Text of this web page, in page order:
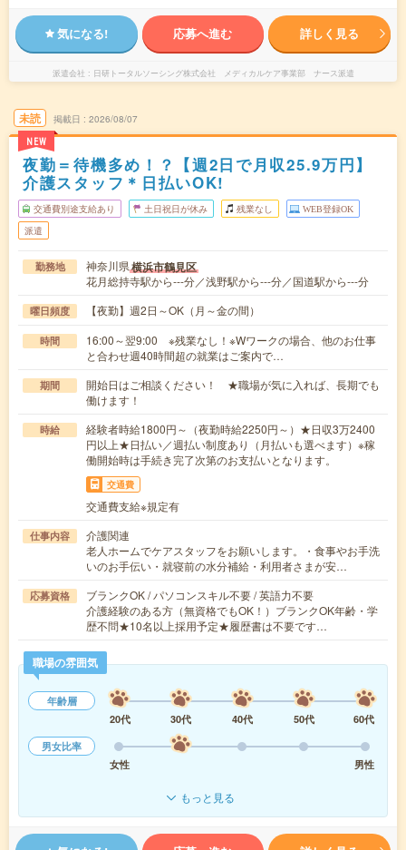
気になる! 応募へ進む 詳しく見る
派遣会社 日研トータルソーシング株式会社 メディカルケア事業部 ナース派遣
未読
NEW
掲載日 2026/08/07
夜勤＝待機多め！？【週2日で月収25.9万円】
介護スタッフ＊日払いOK!
交通費別途支給あり 土日祝日が休み 残業なし WEB登録OK
派遣
勤務地 神奈川県横浜市鶴見区
花月総持寺駅から---分／浅野駅から---分／国道駅から---分
曜日頻度 【夜勤】週2日～OK（月～金の間）
時間
16:00～翌9:00 ※残業なし！※Wワークの場合、他のお仕事
と合わせ週40時間超の就業はご案内で…
期間
開始日はご相談ください！ ★職場が気に入れば、長期でも
働けます！
時給
経験者時給1800円～（夜勤時給2250円～）★日収3万2400
円以上★日払い／週払い制度あり（月払いも選べます）※稼
働開始時は手続き完了次第のお支払いとなります。
交通費
交通費支給※規定有
仕事内容
介護関連
老人ホームでケアスタッフをお願いします。・食事やお手洗
いのお手伝い・就寝前の水分補給・利用者さまが安…
応募資格
ブランクOK / パソコンスキル不要 / 英語力不要
介護経験のある方（無資格でもOK！）ブランクOK年齢・学
歴不問★10名以上採用予定★履歴書は不要です…
職場の雰囲気
年齢層
20代
30代 40代 50代
60代
男女比率
女性
男性
もっと見る